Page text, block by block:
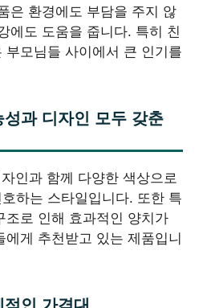
은 환경에도 부담을 주지 않
에도 도움을 줍니다. 특히 친
부모님들 사이에서 큰 인기를
과 디자인 모두 갖춘
인과 함께 다양한 색상으로
하는 스타일입니다. 또한 특
조로 인해 효과적인 양치가
에게 추천받고 있는 제품입니
적인 가격대